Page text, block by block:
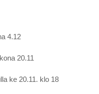
4.12
20.11
ke 20.11. klo 18